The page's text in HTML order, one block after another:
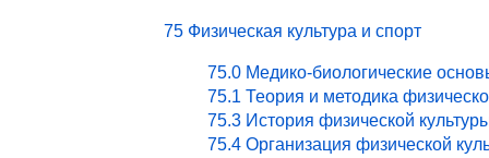
75 Физическая культура и спорт
75.0 Медико-биологические
75.1 Теория и методика
75.3 История физической
75.4 Организация физической